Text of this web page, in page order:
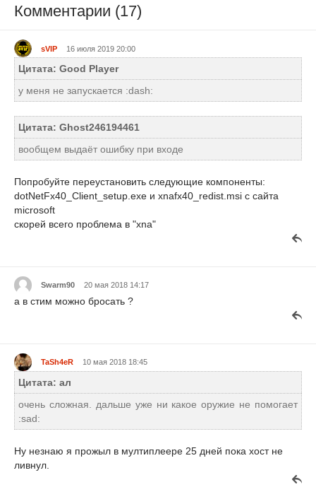
Комментарии (17)
sVIP 16 июля 2019 20:00
Цитата: Good Player
у меня не запускается :dash:
Цитата: Ghost246194461
вообщем выдаёт ошибку при входе
Попробуйте переустановить следующие компоненты:
dotNetFx40_Client_setup.exe и xnafx40_redist.msi с сайта
microsoft
скорей всего проблема в "xna"
Swarm90 20 мая 2018 14:17
а в стим можно бросать ?
TaSh4eR 10 мая 2018 18:45
Цитата: ал
очень сложная. дальше уже ни какое оружие не помогает
:sad:
Ну незнаю я прожыл в мултиплеере 25 дней пока хост не
ливнул.